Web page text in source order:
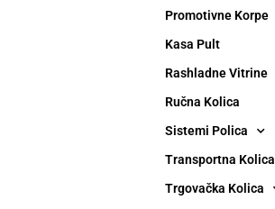
Promotivne Korpe
Kasa Pult
Rashladne Vitrine
Ručna Kolica
Sistemi Polica
Transportna Kolica
Trgovačka Kolica